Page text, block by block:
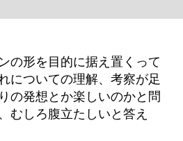
の形を目的に据え置くって
についての理解、考察が足
の発想とか楽しいのかと問
むしろ腹立たしいと答え